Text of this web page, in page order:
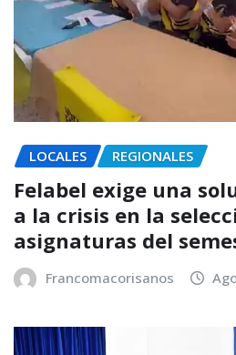
LOCALES REGIONALES
Felabel exige una
a la crisis en la
asignaturas del
Francomacorisanos